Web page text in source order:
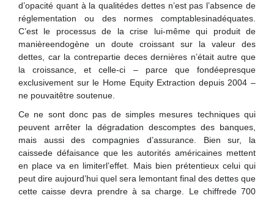
d’opacité quant à la qualitédes dettes n’est pas l’absence de
réglementation ou des normes comptablesinadéquates.
C’est le processus de la crise lui-même qui produit de
manièreendogène un doute croissant sur la valeur des
dettes, car la contrepartie deces dernières n’était autre que
la croissance, et celle-ci – parce que fondéepresque
exclusivement sur le Home Equity Extraction depuis 2004 –
ne pouvaitêtre soutenue.
Ce ne sont donc pas de simples mesures techniques qui
peuvent arrêter la dégradation descomptes des banques,
mais aussi des compagnies d’assurance. Bien sur, la
caissede défaisance que les autorités américaines mettent
en place va en limiterl’effet. Mais bien prétentieux celui qui
peut dire aujourd’hui quel sera lemontant final des dettes que
cette caisse devra prendre à sa charge. Le chiffrede 700